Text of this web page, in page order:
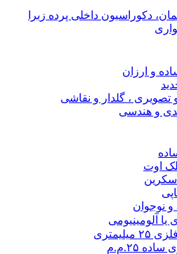
و ارزان
تصویری ، گلدار و نقاشی
و هندسی
اوت
نوجوان
آلومینیومی
۲۵.م.م